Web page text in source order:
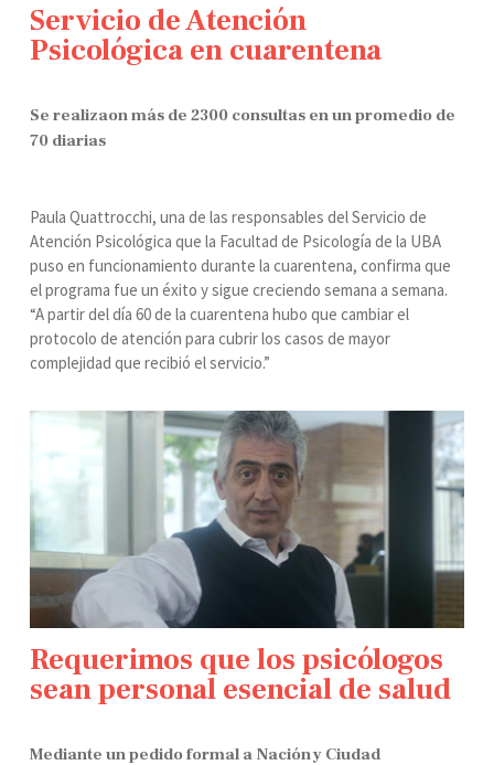
Servicio de Atención
Psicológica en cuarentena
Se realizaon más de 2300 consultas en un promedio de
70 diarias
Paula Quattrocchi, una de las responsables del Servicio de
Atención Psicológica que la Facultad de Psicología de la UBA
puso en funcionamiento durante la cuarentena, confirma que
el programa fue un éxito y sigue creciendo semana a semana.
“A partir del día 60 de la cuarentena hubo que cambiar el
protocolo de atención para cubrir los casos de mayor
complejidad que recibió el servicio.”
Requerimos que los psicólogos
sean personal esencial de salud
Mediante un pedido formal a Nación y Ciudad